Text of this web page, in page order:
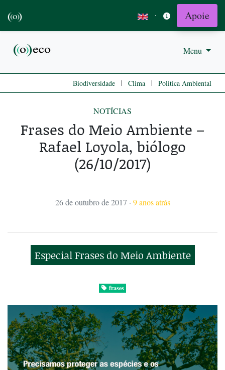
· Apoie
Menu
Biodiversidade | Clima | Politica Ambiental
NOTÍCIAS
Frases do Meio Ambiente –
Rafael Loyola, biólogo
(26/10/2017)
26 de outubro de 2017 · 9 anos atrás
Especial Frases do Meio Ambiente
frases